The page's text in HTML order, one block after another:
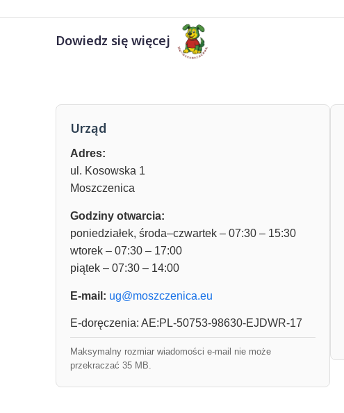
Dowiedz się więcej
Urząd
Adres:
ul. Kosowska 1
Moszczenica
Godziny otwarcia:
poniedziałek, środa–czwartek – 07:30 – 15:30
wtorek – 07:30 – 17:00
piątek – 07:30 – 14:00
E-mail: ug@moszczenica.eu
E-doręczenia: AE:PL-50753-98630-EJDWR-17
Maksymalny rozmiar wiadomości e-mail nie może
przekraczać 35 MB.